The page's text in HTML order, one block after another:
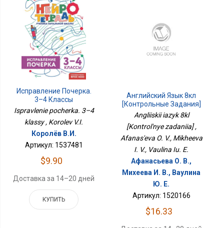
Исправление Почерка.
3–4 Классы
Ispravlenie pocherka. 3–4
klassy , Korolev V.I.
Королёв В.И.
Артикул: 1537481
$9.90
Доставка за 14–20 дней
КУПИТЬ
Английский Язык 8кл
[Контрольные Задания]
Angliiskii iazyk 8kl
[Kontrol'nye zadaniia] ,
Afanas'eva O. V., Mikheeva
I. V., Vaulina Iu. E.
Афанасьева О. В.,
Михеева И. В., Ваулина
Ю. Е.
Артикул: 1520166
$16.33